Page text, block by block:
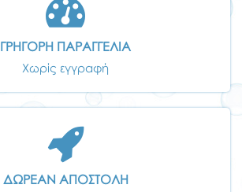
ΓΡΗΓΟΡΗ ΠΑΡΑΓΓΕΛΙΑ
Χωρίς εγγραφή
ΔΩΡΕΑΝ ΑΠΟΣΤΟΛΗ